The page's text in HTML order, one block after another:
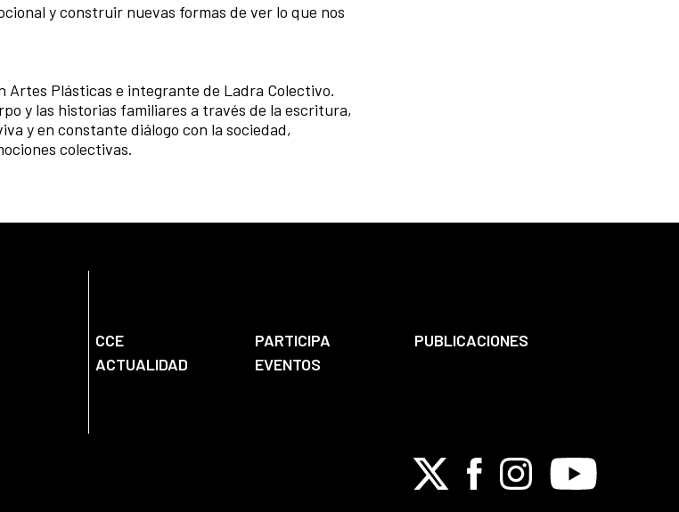
y construir nuevas formas de ver lo que nos
Plásticas e integrante de Ladra Colectivo.
y las historias familiares a través de la escritura,
y en constante diálogo con la sociedad,
colectivas.
CCE PARTICIPA
PUBLICACIONES
ACTUALIDAD
EVENTOS
X FacebookInstagramYoutube